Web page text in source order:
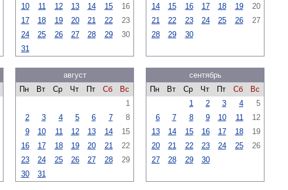
10
11 12 13 14 15
16
17
18 19 20 21 22
23
24
25 26 27 28 29
30
31
14
15 16 17 18 19
20
21
22 23 24 25 26
27
28
29 30
август
Пн
Вт Ср Чт Пт Сб
Вс
1
2
3 4 5 6 7
8
9
10 11 12 13 14
15
16
17 18 19 20 21
22
23
24 25 26 27 28
29
30
31
сентябрь
Пн
Вт Ср Чт Пт Сб
Вс
1
2 3 4
5
6
7 8 9 10 11
12
13
14 15 16 17 18
19
20
21 22 23 24 25
26
27
28 29 30